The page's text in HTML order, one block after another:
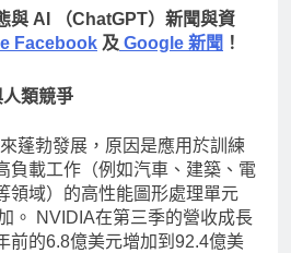
與 AI （ChatGPT）新聞與資
Facebook 及 Google 新聞 ！
類競爭
蓬勃發展，原因是應用於訓練
負載工作（例如汽車、建築、電
領域）的高性能圖形處理單元
。 NVIDIA在第三季的營收成長
前的6.8億美元增加到92.4億美